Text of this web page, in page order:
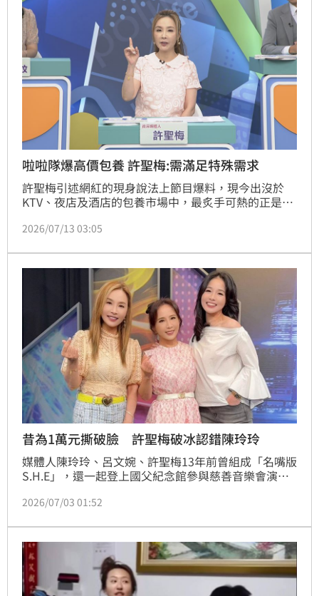
啦啦隊爆高價包養 許聖梅:需滿足特殊需求
許聖梅引述網紅的現身說法上節目爆料，現今出沒於
KTV、夜店及酒店的包養市場中，最炙手可熱的正是
2026/07/13 03:05
昔為1萬元撕破臉 許聖梅破冰認錯陳玲玲
媒體人陳玲玲、呂文婉、許聖梅13年前曾組成「名嘴版
S.H.E」，還一起登上國父紀念館參與慈善音樂會演
年更公開怒嗆陳玲玲「永不合作」，雙方鬧翻。事隔13
破冰，還首度公開認錯，坦言是自己傷害了所有人。蔡
維歆
2026/07/03 01:52